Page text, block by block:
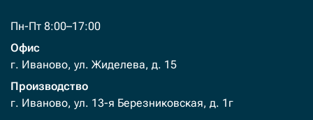
Пн-Пт 8:00–17:00
Офис
г. Иваново, ул. Жиделева, д. 15
Производство
г. Иваново, ул. 13-я Березниковская, д. 1г